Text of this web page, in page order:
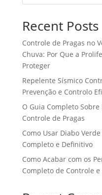
Recent Posts
Controle de Pragas no
Chuva: Por Que a
Proteger
Repelente Sísmico
Prevenção e Controlo
O Guia Completo
Controle de Pragas
Como Usar Diabo
Completo e Definitivo
Como Acabar com os
Completo de Controle e